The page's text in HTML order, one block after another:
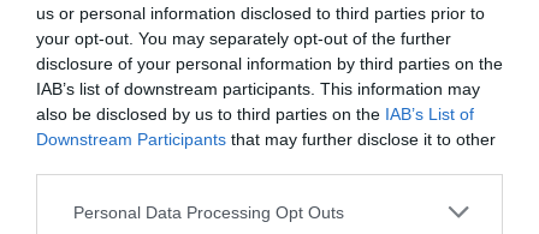
us or personal information disclosed to third parties prior to
your opt-out. You may separately opt-out of the further
disclosure of your personal information by third parties on the
IAB’s list of downstream participants. This information may
also be disclosed by us to third parties on the IAB’s List of
Downstream Participants that may further disclose it to other
Please note that this website/app uses one or more Google
Personal Data Processing Opt Outs